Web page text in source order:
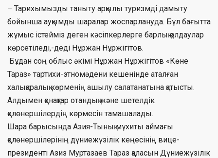
– Тарихымызды таныту арқылы туризмді дамыту
бойынша ауқымды шаралар жоспарлануда. Бұл бағытта
жұмыс істейміз деген кәсіпкерлерге барлық қолдаулар
көрсетіледі,-деді Нұржан Нұржігітов.
Бұдан соң облыс әкімі Нұржан Нұржігітов «Көне
Тараз» тартихи-этномәдени кешенінде аталған
халықаралық көрменің ашылу салатанатына қатысты.
Алдымен қонақтар отандық және шетелдік
қолөнершілердің көрмесін тамашалады.
Шара барысында Азия-Тынық мұхиты аймағы
қолөнершілерінің дүниежүзілік кеңесінің вице-
президенті Азиз Муртазаев Тараз қаласын Дүниежүзілік